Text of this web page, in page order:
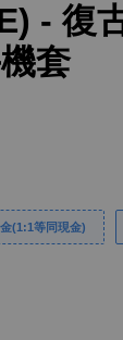
- 復
套
(1:1等同現金)